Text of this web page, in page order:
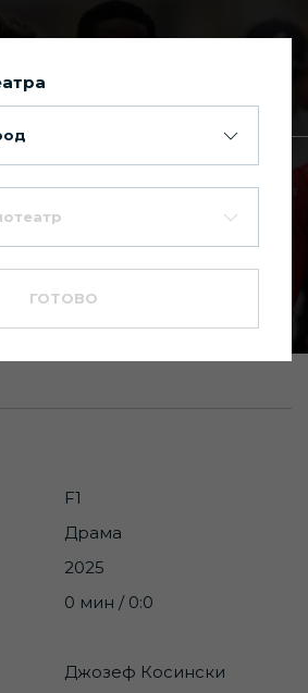
7.0
F1
Драма
2025
0 мин / 0:0
Джозеф Косински
ГОТОВО